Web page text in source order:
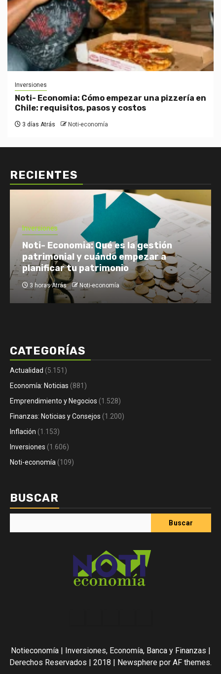
Inversiones
Noti- Economia: Cómo empezar una pizzería en
Chile: requisitos, pasos y costos
3 días Atrás Noti-economía
RECIENTES
Emprendimiento y Negocios
Noti- Economia: Guía para facturar con
IVA, sin IVA o recargo
3 horas Atrás Noti-economía
CATEGORÍAS
Actualidad (5.151)
Economía: Noticias (881)
Emprendimiento y Negocios (1.528)
Finanzas: Noticias y Consejos (1.200)
Inflación (1.153)
Inversiones (1.606)
Noti-economía (109)
BUSCAR
Buscar
Noti-
economía
Notieconomía | Inversiones, Economía, Banca y Finanzas |
Derechos Reservados | 2018 | Newsphere por AF themes.